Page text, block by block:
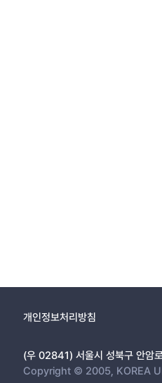
개인정보처리방침
(우 02841) 서울시 성북구 안암
Copyright © 2005, KOREA